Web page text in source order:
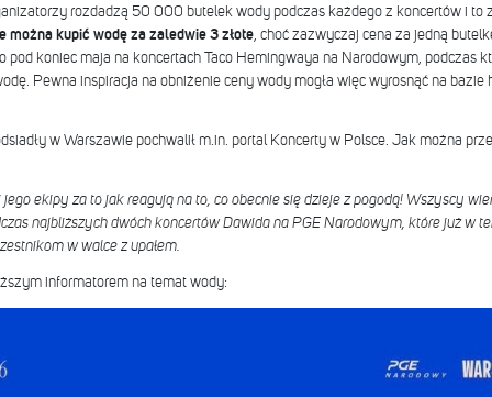
rozdadzą 50 000 butelek wody podczas każdego z koncertów i to
można kupić wodę za zaledwie 3 złote, choć zazwyczaj cena za jedną
pod koniec maja na koncertach Taco Hemingwaya na Narodowym, podczas
Pewna inspiracja na obniżenie ceny wody mogła więc wyrosnąć na bazie
w Warszawie pochwalił m.in. portal Koncerty w Polsce. Jak można
ekipy za to jak reagują na to, co obecnie się dzieje z pogodą! Wszyscy
najbliższych dwóch koncertów Dawida na PGE Narodowym, które już w
w walce z upałem.
informatorem na temat wody: